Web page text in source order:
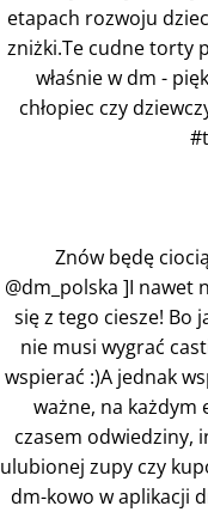
Znów będę
@dm_polska ]I nawet
się z tego ciesze! Bo
nie musi wygrać
wspierać :)A jednak
ważne, na każdym
czasem odwiedziny,
ulubionej zupy czy
dm-kowo w aplikacji